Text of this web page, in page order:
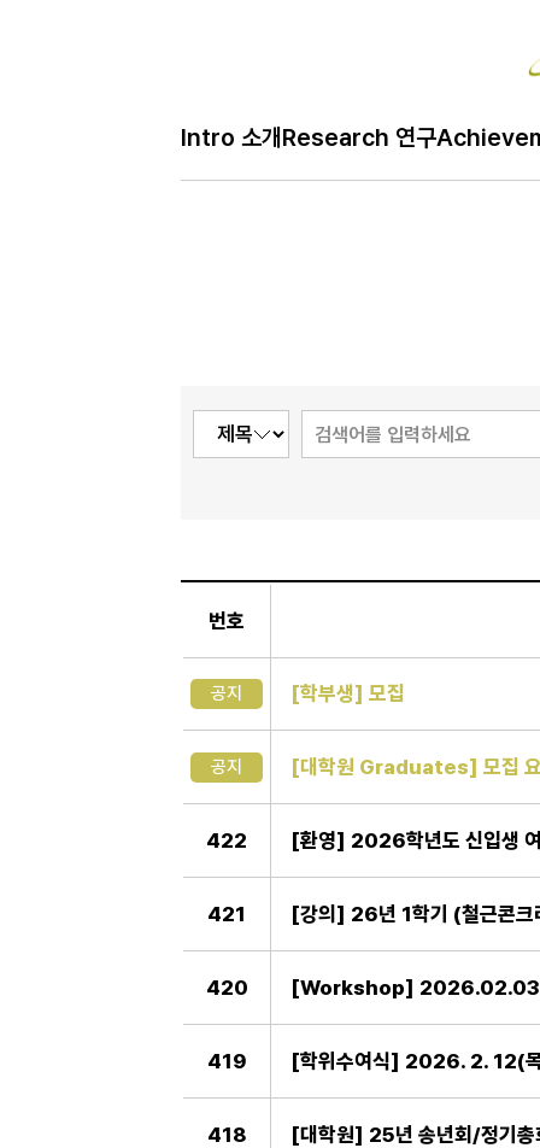
Intro 소개 Research 연구
번호
공지 [학부생] 모집
공지 [대학원 Graduates] 모집
422 [환영] 2026학년도 신입생
421 [강의] 26년 1학기 (철근콘크
420 [Workshop] 2026.02.03(
419 [학위수여식] 2026. 2. 12(
418 [대학원] 25년 송년회/정기